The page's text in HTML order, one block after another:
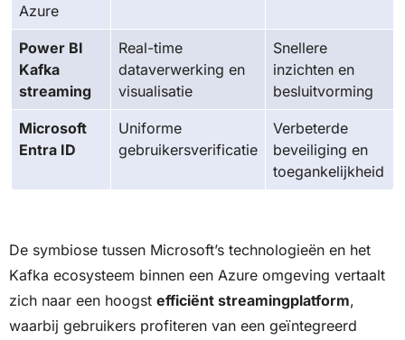
Azure
Power BI
Kafka
streaming
Real-time
dataverwerking en
visualisatie
Snellere
inzichten en
besluitvorming
Microsoft
Entra ID
Uniforme
gebruikersverificatie
Verbeterde
beveiliging en
toegankelijkheid
De symbiose tussen Microsoft’s technologieën en het
Kafka ecosysteem binnen een Azure omgeving vertaalt
zich naar een hoogst efficiënt streamingplatform,
waarbij gebruikers profiteren van een geïntegreerd